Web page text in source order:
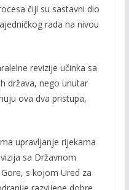
čiji su sastavni dio
rada na nivou
revizije učinka sa
država, nego unutar
ova dva pristupa,
upravljanje rijekama
sa Državnom
s kojom Ured za